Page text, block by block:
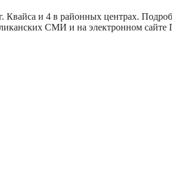
Квайса и 4 в районных центрах.
СМИ и на электронном сайте